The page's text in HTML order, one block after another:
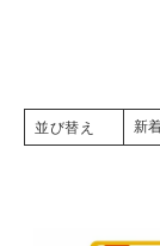
並び替え 新